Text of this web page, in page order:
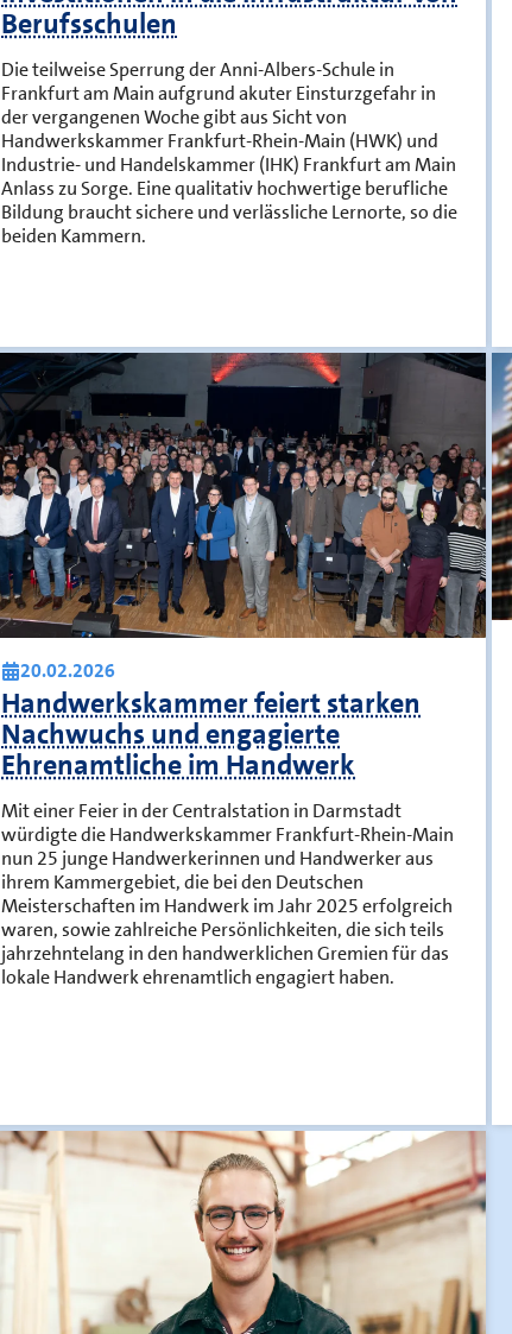
Berufsschulen
Die teilweise Sperrung der Anni-Albers-Schule in
Frankfurt am Main aufgrund akuter Einsturzgefahr in
der vergangenen Woche gibt aus Sicht von
Handwerkskammer Frankfurt-Rhein-Main (HWK) und
Industrie- und Handelskammer (IHK) Frankfurt am Main
Anlass zu Sorge. Eine qualitativ hochwertige berufliche
Bildung braucht sichere und verlässliche Lernorte, so die
beiden Kammern.
20.02.2026
Handwerkskammer feiert starken
Nachwuchs und engagierte
Ehrenamtliche im Handwerk
Mit einer Feier in der Centralstation in Darmstadt
würdigte die Handwerkskammer Frankfurt-Rhein-Main
nun 25 junge Handwerkerinnen und Handwerker aus
ihrem Kammergebiet, die bei den Deutschen
Meisterschaften im Handwerk im Jahr 2025 erfolgreich
waren, sowie zahlreiche Persönlichkeiten, die sich teils
jahrzehntelang in den handwerklichen Gremien für das
lokale Handwerk ehrenamtlich engagiert haben.